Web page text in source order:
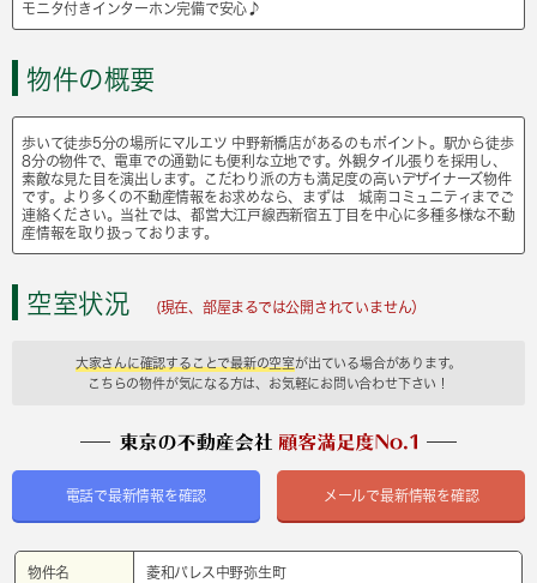
モニタ付きインターホン完備で安心♪
物件の概要
歩いて徒歩5分の場所にマルエツ 中野新橋店があるのもポイント。駅から徒歩
8分の物件で、電車での通勤にも便利な立地です。外観タイル張りを採用し、
素敵な見た目を演出します。こだわり派の方も満足度の高いデザイナーズ物件
です。より多くの不動産情報をお求めなら、まずは 城南コミュニティまでご
連絡ください。当社では、都営大江戸線西新宿五丁目を中心に多種多様な不動
産情報を取り扱っております。
空室状況 (現在、部屋まるでは公開されていません）
大家さんに確認することで最新の空室が出ている場合があります。
こちらの物件が気になる方は、お気軽にお問い合わせ下さい！
電話で最新情報を確認 メールで最新情報を確認
物件名 菱和パレス中野弥生町